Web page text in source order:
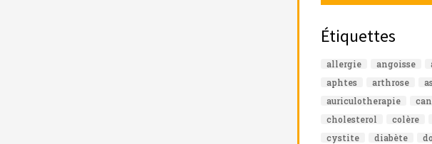
Étiquettes
allergie angoisse
aphtes
arthrose
auriculotherapie
cholesterol
colère
cystite
diabète